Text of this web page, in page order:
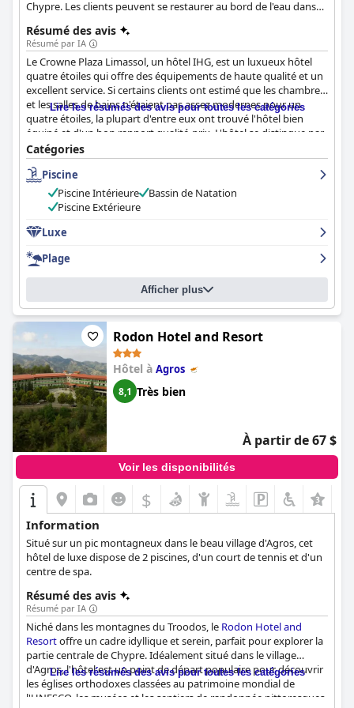
Chypre. Les clients peuvent se restaurer au bord de l'eau dans
d'installations fantastiques telles qu'un accès direct à la plage,
des piscines intérieure et extérieure, un nouveau spa et une
salle de sport ouverte 24 heures sur 24. L'hôtel garantit une
propreté irréprochable grâce à la promesse de propreté IHG et
propose le programme Crowne Plaza Sleep Advantage® pour
un séjour confortable et reposant.
Résumé des avis
Résumé par IA
Le Crowne Plaza Limassol, un hôtel IHG, est un luxueux hôtel
quatre étoiles qui offre des équipements de haute qualité et un
excellent service. Si certains clients ont estimé que les chambres
et les salles de bains n'étaient pas assez modernes pour un
quatre étoiles, la plupart d'entre eux ont trouvé l'hôtel bien
équipé et d'un bon rapport qualité-prix. L'hôtel se distingue par
sa situation privilégiée, ses excellents équipements et son
impressionnante piscine. C'est un très bon choix pour un séjour
de haut niveau. Dans l'ensemble, si vous cherchez un hôtel
quatre étoiles à Limassol avec un bon rapport qualité-prix, le
Crowne Plaza est une excellente option.
Lire les résumés des avis pour toutes les catégories
Catégories
Piscine
Piscine Intérieure
Bassin de Natation
Piscine Extérieure
Luxe
Plage
Afficher plus
Rodon Hotel and Resort
Hôtel à Agros
8,1 Très bien
À partir de 67 $
Voir les disponibilités
$
Information
Situé sur un pic montagneux dans le beau village d'Agros, cet
hôtel de luxe dispose de 2 piscines, d'un court de tennis et d'un
centre de spa.
Résumé des avis
Résumé par IA
Niché dans les montagnes du Troodos, le Rodon Hotel and
Resortoffre un cadre idyllique et serein, parfait pour explorer la
partie centrale de Chypre. Idéalement situé dans le village
d'Agros, l'hôtel est un point de départ populaire pour découvrir
les églises orthodoxes classées au patrimoine mondial de
l'UNESCO, les musées et les sentiers de randonnée pittoresques.
Lire les résumés des avis pour toutes les catégories